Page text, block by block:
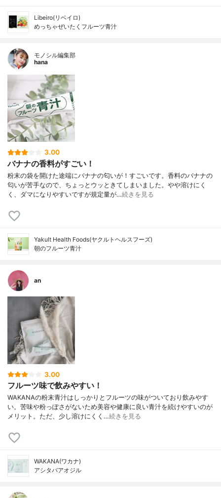
Libeiro(リベイロ)
めっちゃぜいたくフルーツ青汁
モノシル編集部
hana
3.00
バナナの香料がすごい！
粉末の袋を開けた途端にバナナの匂いが！すごいです。香料のバナナの
匂いが苦手なので、ちょっとウッときてしまいました。やや溶けにく
く、ダマになりやすいですが規定量が…続きを見る
Yakult Health Foods(ヤクルトヘルスフーズ)
朝のフルーツ青汁
an
3.00
フルーツ味で飲みやすい！
WAKANAの粉末青汁はしっかりとフルーツの味がついており飲みやす
い。苦味や粉っぽさがないため美容や健康に良い青汁を続けやすいのが
メリット。ただ、少し溶けにくく…続きを見る
WAKANA(ワカナ)
アシタバアオジル